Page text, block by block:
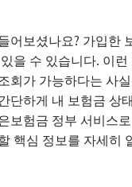
어보셨나요? 가입한
을 수 있습니다. 이
회가 가능하다는 사
단하게 내 보험금 상
보험금 정부 서비스
핵심 정보를 자세히